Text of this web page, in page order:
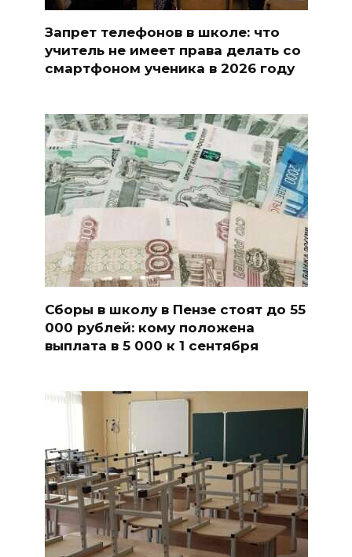
Запрет телефонов в школе: что
учитель не имеет права делать со
смартфоном ученика в 2026 году
Сборы в школу в Пензе стоят до 55
000 рублей: кому положена
выплата в 5 000 к 1 сентября